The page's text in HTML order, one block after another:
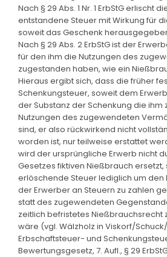
Nach § 29 Abs. 1 Nr. 1 ErbStG erlischt
entstandene Steuer mit Wirkung für
soweit das Geschenk
Nach § 29 Abs. 2 ErbStG ist der
für den ihm die Nutzungen des
zugestanden haben, wie ein
Hieraus ergibt sich, dass die früher
Schenkungsteuer, soweit dem
der Substanz der Schenkung die ihm
Nutzungen des zugewendeten
sind, er also rückwirkend nicht
worden ist, nur teilweise erstattet
wird der ursprüngliche Erwerb nicht
Gesetzes fiktiven Nießbrauch
erlöschende Steuer lediglich um den
der Erwerber an Steuern zu zahlen
statt des zugewendeten
zeitlich befristetes
wäre (vgl. Wälzholz in Viskorf/
Erbschaftsteuer- und
Bewertungsgesetz, 7. Aufl., § 29